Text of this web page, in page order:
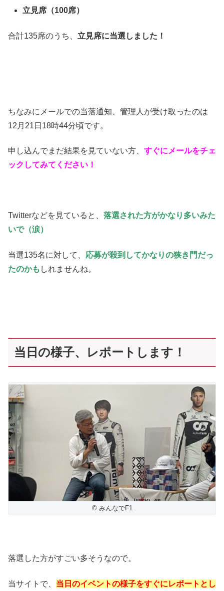
立見席（100席）
合計135席のうち、 立見席に当選しました！
ちなみにメールでの当落通知、管理人が受け取ったのは
12月21日18時44分頃です。
申し込んでまだ結果を見ていない方、 すぐにメールをチェ
ックしてみてください！
Twitterなどを見ていると、 落選された方がかなり多いみた
いで（涙）
当選135名に対して、 応募が殺到してかなりの狭き門だっ
たのかも しれませんね。
当日の様子、レポートします！
© みんなでF1
落選した方がすごい多そうなので。
当サイトで、 当日のイベントの様子をすぐにレポートとし